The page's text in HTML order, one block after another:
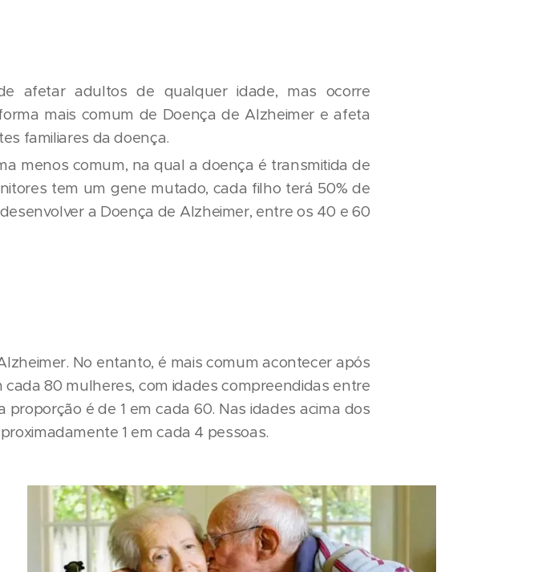
afetar adultos de qualquer idade, mas ocorre
mais comum de Doença de Alzheimer e afeta
familiares da doença.
menos comum, na qual a doença é transmitida de
tem um gene mutado, cada filho terá 50% de
a Doença de Alzheimer, entre os 40 e 60
No entanto, é mais comum acontecer após
80 mulheres, com idades compreendidas entre
é de 1 em cada 60. Nas idades acima dos
1 em cada 4 pessoas.